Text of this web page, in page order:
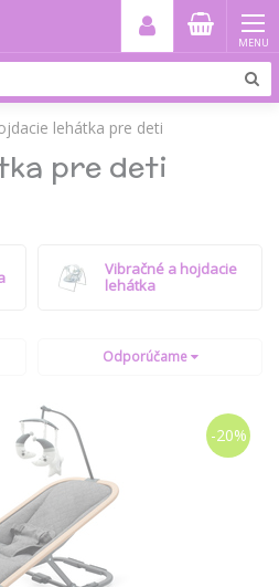
MENU
lehátka pre deti
pre deti
Vibračné a hojdacie
lehátka
Odporúčame
-20%